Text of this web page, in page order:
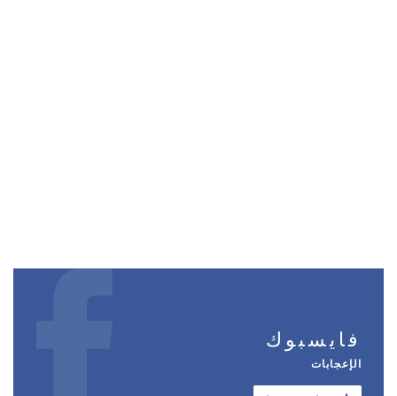
فايسبوك
الإعجابات